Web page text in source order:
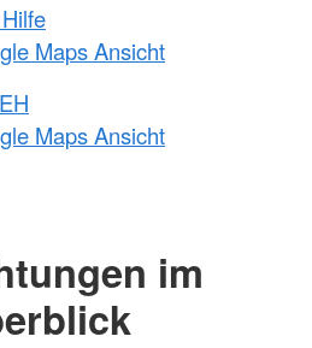
Maps Ansicht
Maps Ansicht
im